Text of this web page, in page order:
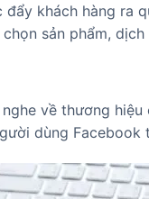
khách hàng ra
sản phẩm,
về thương
dùng Facebook